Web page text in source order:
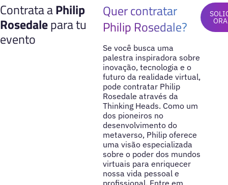
Contrata aPhilip
Rosedalepara tu
evento
Quer contratar
Philip Rosedale?
Se você busca uma
palestra inspiradora sobre
inovação, tecnologia e o
futuro da realidade virtual,
pode contratar Philip
Rosedale através da
Thinking Heads. Como um
dos pioneiros no
desenvolvimento do
metaverso, Philip oferece
uma visão especializada
sobre o poder dos mundos
virtuais para enriquecer
nossa vida pessoal e